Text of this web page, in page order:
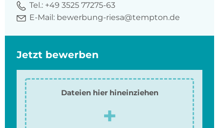
Tel.: +49 3525 77275-63
E-Mail: bewerbung-riesa@tempton.de
Jetzt bewerben
Dateien hier hineinziehen